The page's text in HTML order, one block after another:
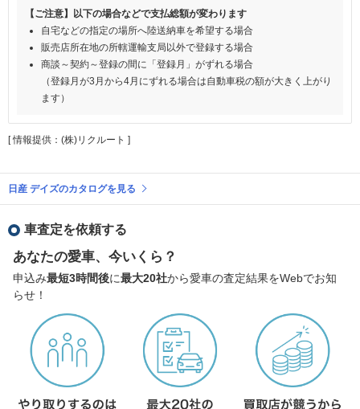
【ご注意】以下の場合などで支払総額が変わります
自宅などの指定の場所へ陸送納車を希望する場合
販売店所在地の所轄運輸支局以外で登録する場合
商談～契約～登録の間に「登録月」がずれる場合
（登録月が3月から4月にずれる場合は自動車税の額が大きく上がり
ます）
[ 情報提供：(株)リクルート ]
日産 デイズのカタログを見る
車査定を依頼する
あなたの愛車、今いくら？
申込み最短3時間後に最大20社から愛車の査定結果をWebでお知
らせ！